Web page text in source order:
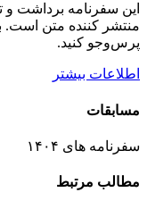
این سفرنامه برداشت
منتشر کننده متن است.
پرس‌وجو کنید.
اطلاعات بیشتر
مسابقات
سفرنامه های ۱۴۰۴
مطالب مرتبط